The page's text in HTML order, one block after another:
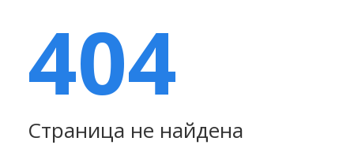
404
Страница не найдена